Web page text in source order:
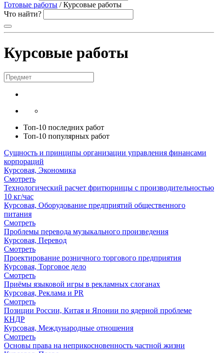
Готовые работы / Курсовые работы
Что найти?
Курсовые работы
Топ-10 последних работ
Топ-10 популярных работ
Сущность и принципы организации управления финансами
корпораций
Курсовая, Экономика
Смотреть
Технологический расчет фритюрницы с производительностью
10 кг/час
Курсовая, Оборудование предприятий общественного
питания
Смотреть
Проблемы перевода музыкального произведения
Курсовая, Перевод
Смотреть
Проектирование розничного торгового предприятия
Курсовая, Торговое дело
Смотреть
Приёмы языковой игры в рекламных слоганах
Курсовая, Реклама и PR
Смотреть
Позиции России, Китая и Японии по ядерной проблеме
КНДР
Курсовая, Международные отношения
Смотреть
Основы права на неприкосновенность частной жизни